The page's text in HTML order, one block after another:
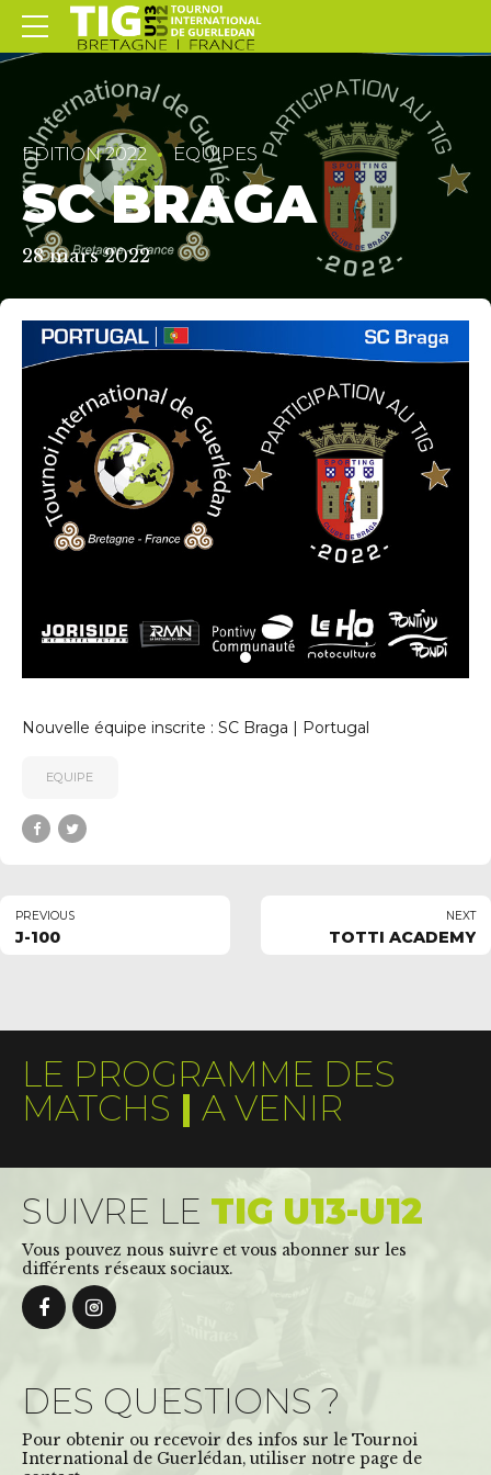
EDITION 2022 EQUIPES
SC BRAGA
28 mars 2022
Nouvelle équipe inscrite : SC Braga | Portugal
EQUIPE
PREVIOUS
J-100
NEXT
TOTTI ACADEMY
LE PROGRAMME DES
MATCHS | A VENIR
SUIVRE LE TIG U13-U12
Vous pouvez nous suivre et vous abonner sur les
différents réseaux sociaux.
DES QUESTIONS ?
Pour obtenir ou recevoir des infos sur le Tournoi
International de Guerlédan, utiliser notre page de